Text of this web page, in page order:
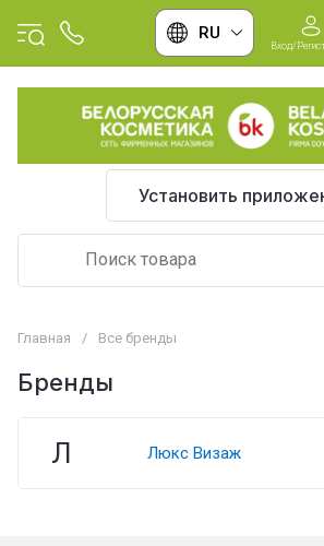
RU
Вход/
Установить
Главная / Все бренды
Бренды
Л Люкс Визаж